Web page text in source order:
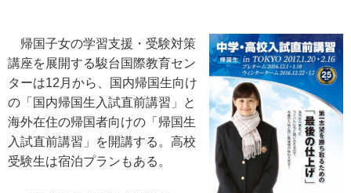
帰国子女の学習支援・受験対策
講座を展開する駿台国際教育セン
ターは12月から、国内帰国生向け
の「国内帰国生入試直前講習」と
海外在住の帰国者向けの「帰国生
入試直前講習」を開講する。高校
受験生は宿泊プランもある。